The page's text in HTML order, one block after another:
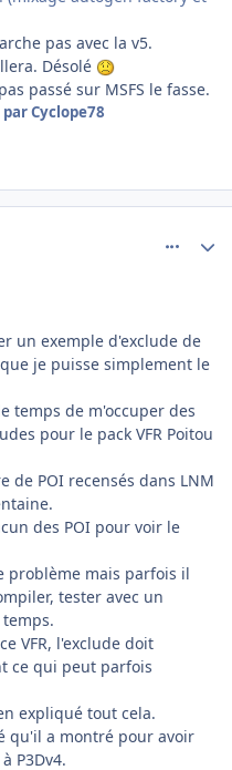
pas avec la v5.
Désolé
passé sur MSFS le fasse.
par Cyclope78
un exemple d'exclude de
je puisse simplement le
temps de m'occuper des
pour le pack VFR Poitou
de POI recensés dans LNM
des POI pour voir le
problème mais parfois il
tester avec un
VFR, l'exclude doit
ce qui peut parfois
expliqué tout cela.
qu'il a montré pour avoir
P3Dv4.